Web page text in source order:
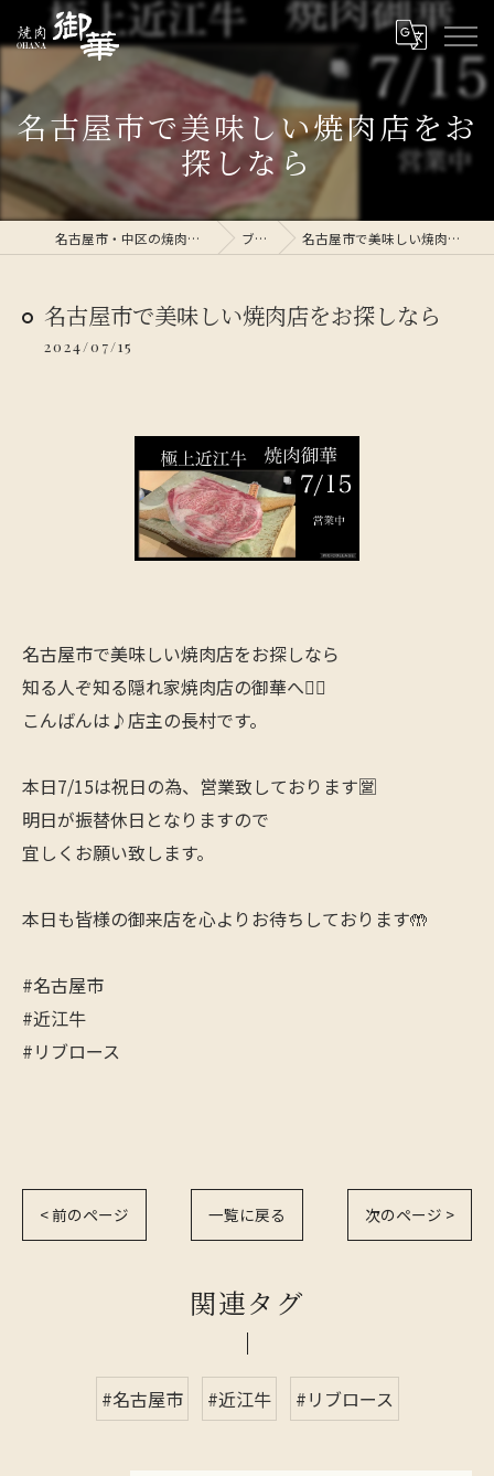
名古屋市で美味しい焼肉店をお
探しなら
名古屋市・中区の焼肉なら焼肉 御華 ブログ 名古屋市で美味しい焼肉店をお探しなら
名古屋市で美味しい焼肉店をお探しなら
2024/07/15
名古屋市で美味しい焼肉店をお探しなら
知る人ぞ知る隠れ家焼肉店の御華へ🙋‍♂️
こんばんは♪店主の長村です。
本日7/15は祝日の為、営業致しております🈺
明日が振替休日となりますので
宜しくお願い致します。
本日も皆様の御来店を心よりお待ちしております🤲
#名古屋市
#近江牛
#リブロース
< 前のページ 一覧に戻る 次のページ >
関連タグ
#名古屋市 #近江牛 #リブロース